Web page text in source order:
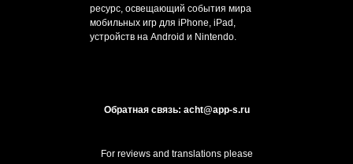
ресурс, освещающий события мира
мобильных игр для iPhone, iPad,
устройств на Android и Nintendo.
Обратная связь: acht@app-s.ru
For reviews and translations please